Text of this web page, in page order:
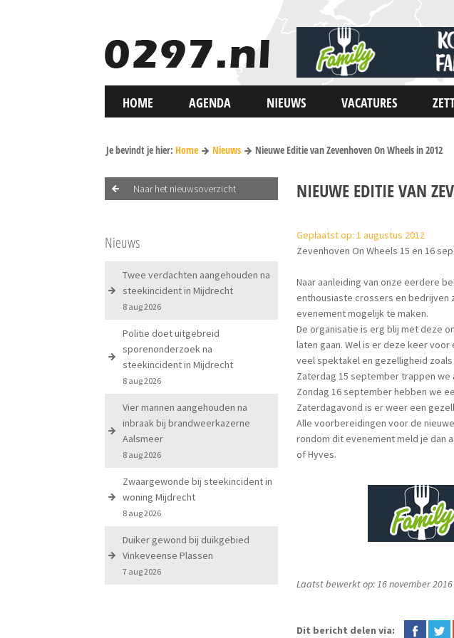
HOME AGENDA NIEUWS VACATURES
Je bevindt je hier: Home Nieuws Nieuwe Editie van Zevenhoven On Wheels in 2012
Naar het nieuwsoverzicht
Nieuws
Twee verdachten aangehouden na
steekincident in Mijdrecht
8 aug 2026
Politie doet uitgebreid
sporenonderzoek na
steekincident in Mijdrecht
8 aug 2026
Vier mannen aangehouden na
inbraak bij brandweerkazerne
Aalsmeer
8 aug 2026
Zwaargewonde bij steekincident in
woning Mijdrecht
8 aug 2026
Duiker gewond bij duikgebied
Vinkeveense Plassen
7 aug 2026
NIEUWE EDITIE VAN
Geplaatst op: 1 augustus 2012
Zevenhoven On Wheels 15 en 16
Naar aanleiding van onze eerdere
enthousiaste crossers en bedrijven
evenement mogelijk te maken.
De organisatie is erg blij met deze
laten gaan. Wel is er deze keer
veel spektakel en gezelligheid
Zaterdag 15 september trappen we
Zondag 16 september hebben we
Zaterdagavond is er weer een
Alle voorbereidingen voor de
rondom dit evenement meld je dan
of Hyves.
Laatst bewerkt op: 16 november 2016
Dit bericht delen via: